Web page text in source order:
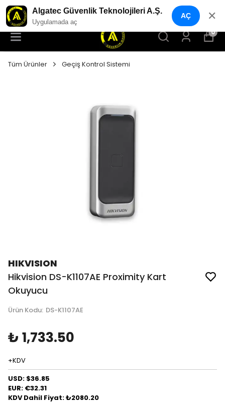
YENI NESIL GÜVENLIK GEÇIŞ SISTEMLERI
0
Tüm Ürünler Geçiş Kontrol Sistemi
HIKVISION
Hikvision DS-K1107AE Proximity Kart
Okuyucu
Ürün Kodu: DS-K1107AE
₺ 1,733.50
+KDV
USD: $36.85
EUR: €32.31
KDV Dahil Fiyat: ₺2080.20
Algatec Güvenlik Teknolojileri A.Ş.
Uygulamada aç
AÇ ✕